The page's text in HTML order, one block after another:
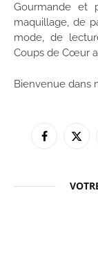
Gourmande et
maquillage, de
mode, de
Coups de Cœur
Bienvenue dans
Facebook
X